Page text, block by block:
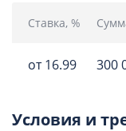
Ставка, %
от 16.99 300
Условия и